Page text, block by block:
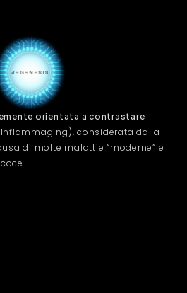
orientata a contrastare
considerata dalla
di molte malattie “moderne” e